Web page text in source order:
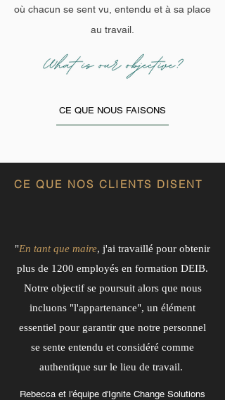
où chacun se sent vu, entendu et à sa place
au travail.
CE QUE NOUS FAISONS
CE QUE NOS CLIENTS DISENT
"En tant que maire, j'ai travaillé pour obtenir
plus de 1200 employés en formation DEIB.
Notre objectif se poursuit alors que nous
incluons "l'appartenance", un élément
essentiel pour garantir que notre personnel
se sente entendu et considéré comme
authentique sur le lieu de travail.
Rebecca et l'équipe d'Ignite Change Solutions